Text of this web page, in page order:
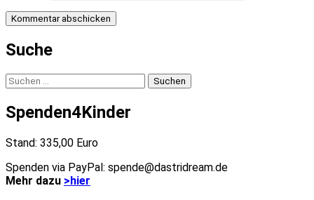
Suche
Suchen
nach:
Spenden4Kinder
Stand: 335,00 Euro
Spenden via PayPal: spende@dastridream.de
Mehr dazu >hier